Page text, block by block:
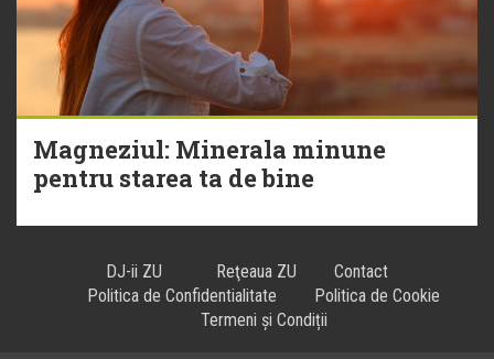
Magneziul: Minerala minune
pentru starea ta de bine
DJ-ii ZU Reţeaua ZU
Contact
Politica de Confidentialitate
Politica de Cookie
Termeni și Condiții